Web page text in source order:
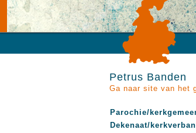
Petrus Banden
Ga naar site van het
Parochie/
Dekenaat/